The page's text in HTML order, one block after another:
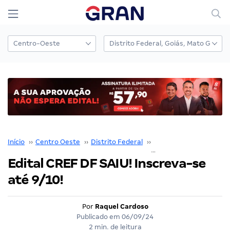
Início ›› Centro Oeste ›› Distrito Federal ››
Edital CREF DF SAIU! Inscreva-se
até 9/10!
Por Raquel Cardoso
Publicado em 06/09/24
2 min. de leitura